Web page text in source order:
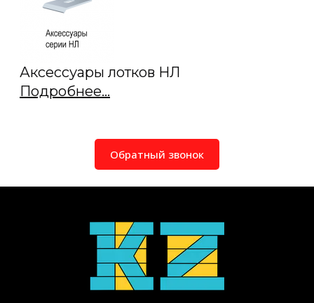
Аксессуары лотков НЛ
Подробнее...
Обратный звонок